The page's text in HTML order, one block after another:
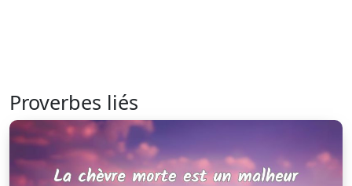
Proverbes liés